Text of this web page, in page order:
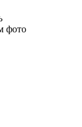
фото